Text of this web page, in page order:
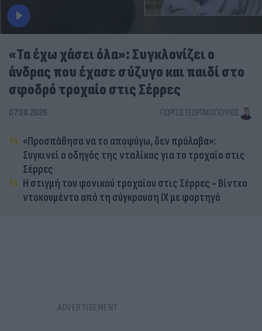
«Τα έχω χάσει όλα»: Συγκλονίζει ο
άνδρας που έχασε σύζυγο και παιδί στο
σφοδρό τροχαίο στις Σέρρες
07.08.2026 ΓΙΏΡΓΟΣ ΓΕΩΡΓΑΚΌΠΟΥΛΟΣ
«Προσπάθησα να το αποφύγω, δεν πρόλαβα»:
Συγκινεί ο οδηγός της νταλίκας για το τροχαίο στις
Σέρρες
Η στιγμή του φονικού τροχαίου στις Σέρρες - Βίντεο
ντοκουμέντο από τη σύγκρουση ΙΧ με φορτηγό